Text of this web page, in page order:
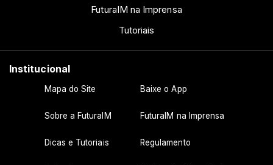
FuturaIM na Imprensa
Tutoriais
Institucional
Mapa do Site Baixe o App
Sobre a FuturaIM FuturaIM na Imprensa
Dicas e Tutoriais Regulamento